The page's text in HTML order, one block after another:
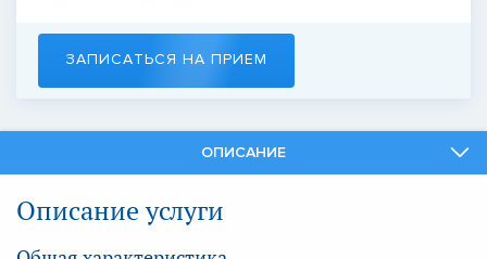
ЗАПИСАТЬСЯ НА ПРИЕМ
ОПИСАНИЕ
Описание услуги